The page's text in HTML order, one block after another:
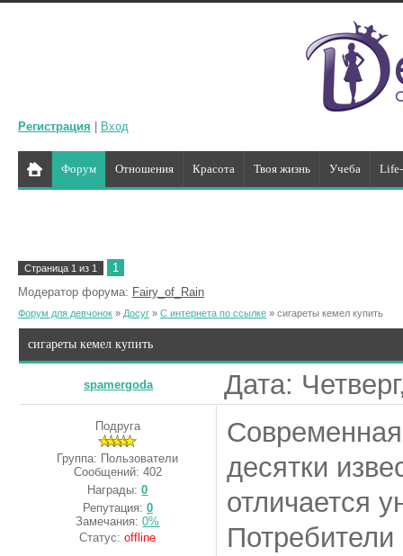
Регистрация Вход
Форум Отношения Красота Твоя жизнь Учеба
Страница 1 из 1
1
Модератор форума: Fairy_of_Rain
Форум для девчонок » Досуг » С интернета по ссылке » сигареты кемел купить
сигареты кемел купить
spamergoda Дата:
Подруга
Группа: Пользователи
Сообщений: 402
Награды:0
Репутация: 0
Замечания:0%
Статус:offline
Современная
десятки
отличается